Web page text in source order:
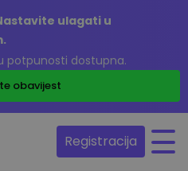
ulagati u
potpunosti dostupna.
obavijest
Registracija